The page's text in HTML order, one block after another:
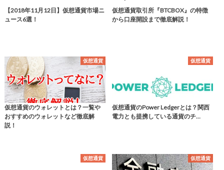
【2018年11月12日】仮想通貨市場ニ
ュース6選！
仮想通貨取引所『BTCBOX』の特徴
から口座開設まで徹底解説！
仮想通貨
仮想通貨のウォレットとは？一覧や
おすすめのウォレットなど徹底解
説！
仮想通貨
仮想通貨のPower Ledgerとは？関西
電力とも提携している通貨のチ…
仮想通貨 仮想通貨